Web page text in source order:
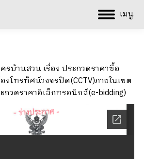
เมนู
บ้านสวน เรื่อง ประกวดราคาซื้อ
โทรทัศน์วงจรปิด(CCTV)ภายในเขต
กวดราคาอิเล็กทรอนิกส์(e-bidding)